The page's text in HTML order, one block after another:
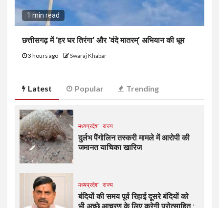
1 min read
छत्तीसगढ़ में ‘हर घर तिरंगा’ और ‘वंदे मातरम्’ अभियान की धूम
3 hours ago Swaraj Khabar
Latest Popular Trending
मध्यप्रदेश राज्य
दुर्लभ पैंगोलिन तस्करी मामले में आरोपी की
जमानत याचिका खारिज
मध्यप्रदेश राज्य
बंदियों की समय पूर्व रिहाई दूसरे बंदियों को